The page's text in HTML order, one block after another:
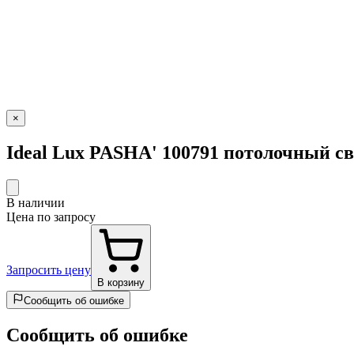
×
Ideal Lux PASHA' 100791 потолочный
В наличии
Цена по запросу
Запросить цену
В корзину
Сообщить об ошибке
Сообщить об ошибке